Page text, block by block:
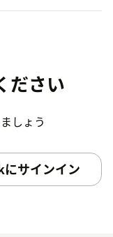
ださい
しょう
サインイン